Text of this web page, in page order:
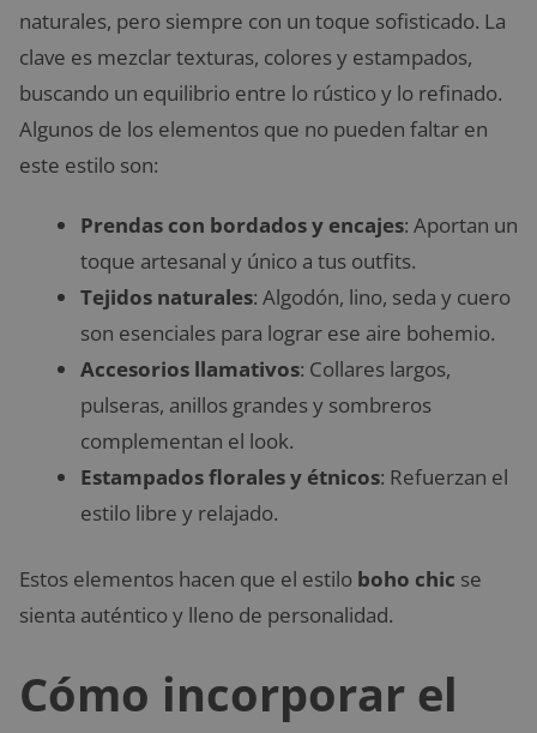
naturales, pero siempre con un toque sofisticado. La
clave es mezclar texturas, colores y estampados,
buscando un equilibrio entre lo rústico y lo refinado.
Algunos de los elementos que no pueden faltar en
este estilo son:
Prendas con bordados y encajes: Aportan un
toque artesanal y único a tus outfits.
Tejidos naturales: Algodón, lino, seda y cuero
son esenciales para lograr ese aire bohemio.
Accesorios llamativos: Collares largos,
pulseras, anillos grandes y sombreros
complementan el look.
Estampados florales y étnicos: Refuerzan el
estilo libre y relajado.
Estos elementos hacen que el estilo boho chic se
sienta auténtico y lleno de personalidad.
Cómo incorporar el